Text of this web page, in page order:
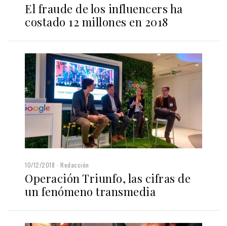
El fraude de los influencers ha
costado 12 millones en 2018
10/12/2018 Redacción
Operación Triunfo, las cifras de
un fenómeno transmedia